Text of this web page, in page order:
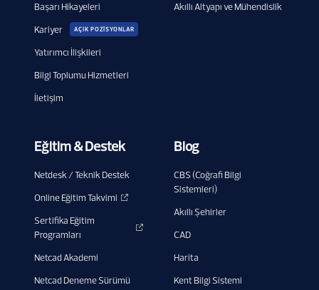
Başarı Hikayeleri
Kariyer
AÇIK POZİSYONLAR
Yatırımcı İlişkileri
Bilgi Toplumu Hizmetleri
İletişim
Akıllı Altyapı ve Mühendislik
Eğitim & Destek
Netdesk / Teknik Destek
Online Eğitim Takvimi
Sertifika Eğitim
Programları
Netcad Akademi
Netcad Deneme Sürümü
Blog
CBS (Coğrafi Bilgi
Sistemleri)
Akıllı Şehirler
CAD
Harita
Kent Bilgi Sistemi